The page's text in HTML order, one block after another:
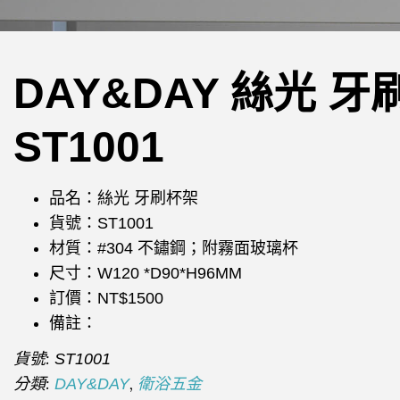
DAY&DAY 絲光 牙
ST1001
品名：絲光 牙刷杯架
貨號：ST1001
材質：#304 不鏽鋼；附霧面玻璃杯
尺寸：W120 *D90*H96MM
訂價：NT$1500
備註：
貨號: ST1001
分類: DAY&DAY, 衛浴五金